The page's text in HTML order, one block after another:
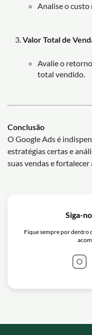
Analise o custo
Valor Total de
Avalie o
total vendido.
Conclusão
O Google Ads é
estratégias certas e
suas vendas e fortalecer
Siga-
Fique sempre por dentro